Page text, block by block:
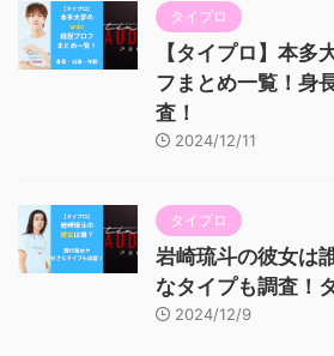
タイプロ
【タイプロ】本
フまとめ一覧！身
査！
2024/12/11
タイプロ
岩崎琉斗の彼女は
なタイプも調査！
2024/12/9